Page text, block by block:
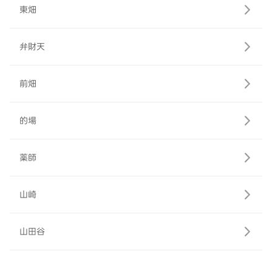
東畑
弁財天
前畑
的場
薬師
山崎
山田谷